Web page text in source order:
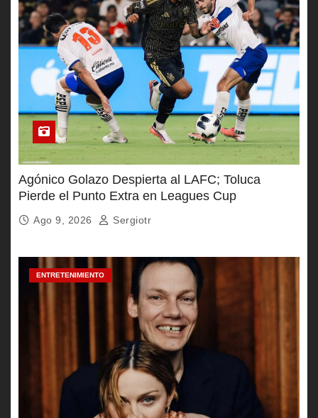
Agónico Golazo Despierta al LAFC; Toluca
Pierde el Punto Extra en Leagues Cup
Ago 9, 2026 Sergiotr
ENTRETENIMIENTO